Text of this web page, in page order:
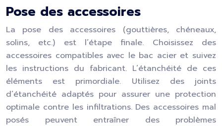
Pose des accessoires
La pose des accessoires (gouttières, chéneaux,
solins, etc.) est l’étape finale. Choisissez des
accessoires compatibles avec le bac acier et suivez
les instructions du fabricant. L’étanchéité de ces
éléments est primordiale. Utilisez des joints
d’étanchéité adaptés pour assurer une protection
optimale contre les infiltrations. Des accessoires mal
posés peuvent entraîner des problèmes